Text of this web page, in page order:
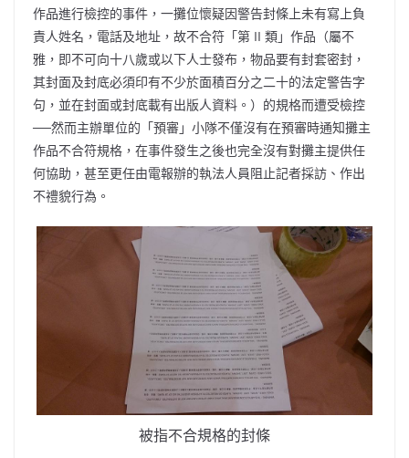
作品進行檢控的事件，一攤位懷疑因警告封條上未有寫上負
責人姓名，電話及地址，故不合符「第 II 類」作品（屬不
雅，即不可向十八歲或以下人士發布，物品要有封套密封，
其封面及封底必須印有不少於面積百分之二十的法定警告字
句，並在封面或封底載有出版人資料。）的規格而遭受檢控
──然而主辦單位的「預審」小隊不僅沒有在預審時通知攤主
作品不合符規格，在事件發生之後也完全沒有對攤主提供任
何協助，甚至更任由電報辦的執法人員阻止記者採訪、作出
不禮貌行為。
被指不合規格的封條